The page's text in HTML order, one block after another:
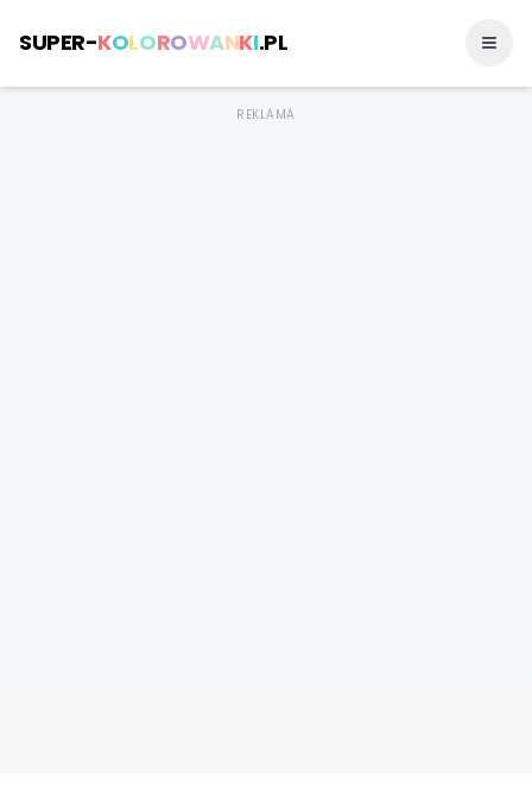
SUPER-KOLOROWANKI.PL
REKLAMA